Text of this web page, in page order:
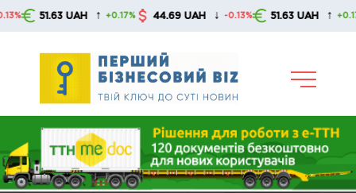
Skip
51.63 UAH ↑ +0.17% 44.69 UAH ↓ -0.13% 51.63 UAH ↑ +0.17%